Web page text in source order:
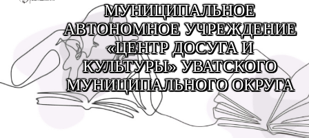
МУНИЦИПАЛЬНОЕ
АВТОНОМНОЕ УЧРЕЖДЕНИЕ
«ЦЕНТР ДОСУГА И
КУЛЬТУРЫ» УВАТСКОГО
МУНИЦИПАЛЬНОГО ОКРУГА